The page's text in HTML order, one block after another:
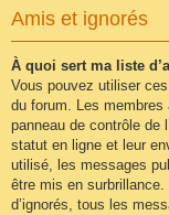
Amis et ignorés
À quoi sert ma liste
Vous pouvez utiliser
du forum. Les
panneau de contrôle de
statut en ligne et leur
utilisé, les messages
être mis en
d’ignorés, tous les